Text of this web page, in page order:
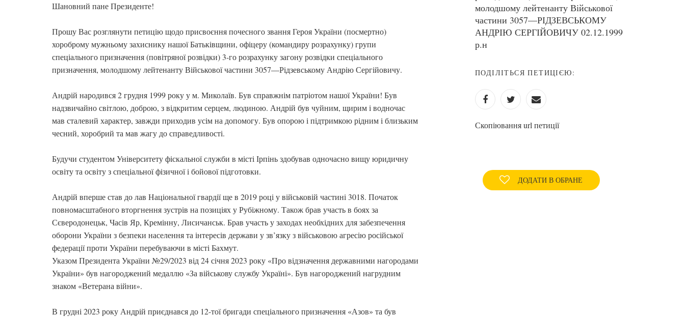
Шановний пане Президенте!
Прошу Вас розглянути петицію щодо присвоєння почесного звання Героя України (посмертно)
хороброму мужньому захиснику нашої Батьківщини, офіцеру (командиру розрахунку) групи
спеціального призначення (повітряної розвідки) 3-го розрахунку загону розвідки спеціального
призначення, молодшому лейтенанту Військової частини 3057—Рідзевському Андрію Сергійовичу.
Андрій народився 2 грудня 1999 року у м. Миколаїв. Був справжнім патріотом нашої України! Був
надзвичайно світлою, доброю, з відкритим серцем, людиною. Андрій був чуйним, щирим і водночас
мав сталевий характер, завжди приходив усім на допомогу. Був опорою і підтримкою рідним і близьким
чесний, хоробрий та мав жагу до справедливості.
Будучи студентом Університету фіскальної служби в місті Ірпінь здобував одночасно вищу юридичну
освіту та освіту з спеціальної фізичної і бойової підготовки.
Андрій вперше став до лав Національної гвардії ще в 2019 році у військовій частині 3018. Початок
повномасштабного вторгнення зустрів на позиціях у Рубіжному. Також брав участь в боях за
Сєверодонецьк, Часів Яр, Кремінну, Лисичанськ. Брав участь у заходах необхідних для забезпечення
оборони України з безпеки населення та інтересів держави у зв’язку з військовою агресію російської
федерації проти України перебуваючи в місті Бахмут.
Указом Президента України №29/2023 від 24 січня 2023 року «Про відзначення державними нагородами
України» був нагороджений медаллю «За військову службу Україні». Був нагороджений нагрудним
знаком «Ветерана війни».
В грудні 2023 року Андрій приєднався до 12-тої бригади спеціального призначення «Азов» та був
молодшому лейтенанту Військової
частини 3057—РІДЗЕВСЬКОМУ
АНДРІЮ СЕРГІЙОВИЧУ 02.12.1999
р.н
ПОДІЛІТЬСЯ ПЕТИЦІЄЮ:
Скопіювання url петиції
ДОДАТИ В ОБРАНЕ